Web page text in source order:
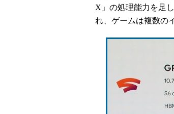
X」の処理能力を足
れ、ゲームは複数の